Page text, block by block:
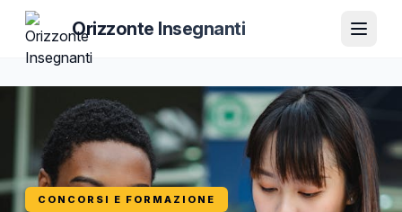
Orizzonte Insegnanti
CONCORSI E FORMAZIONE